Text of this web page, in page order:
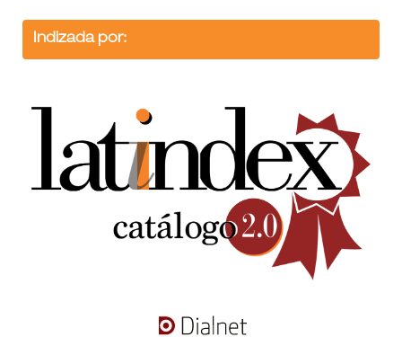
Indizada por: